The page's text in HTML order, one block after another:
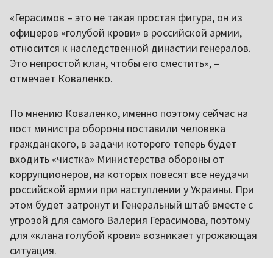
«Герасимов – это не такая простая фигура, он из
офицеров «голубой крови» в российской армии,
относится к наследственной династии генералов.
Это непростой клан, чтобы его сместить», –
отмечает Коваленко.
По мнению Коваленко, именно поэтому сейчас на
пост министра обороны поставили человека
гражданского, в задачи которого теперь будет
входить «чистка» Министерства обороны от
коррупционеров, на которых повесят все неудачи
российской армии при наступлении у Украины. При
этом будет затронут и Генеральный штаб вместе с
угрозой для самого Валерия Герасимова, поэтому
для «клана голубой крови» возникает угрожающая
ситуация.